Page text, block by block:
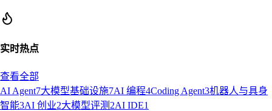
实时热点
查看全部
AI Agent7大模型基础设施7AI 编程4Coding Agent3机器人与具身
智能3AI 创业2大模型评测 2AI IDE1